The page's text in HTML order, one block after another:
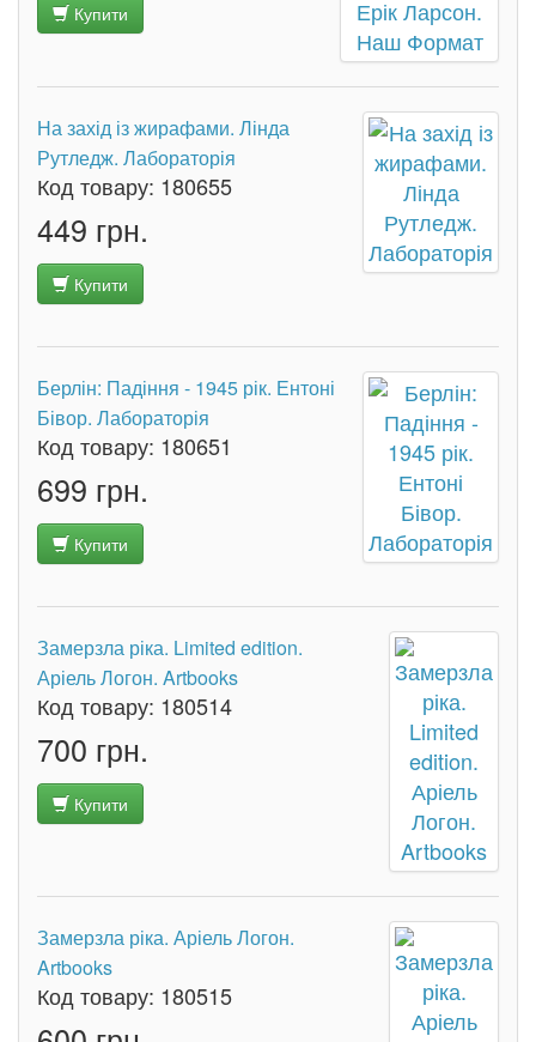
Купити
На захід із жирафами. Лінда
Рутледж. Лабораторія
Код товару: 180655
449 грн.
Купити
Берлін: Падіння - 1945 рік. Ентоні
Бівор. Лабораторія
Код товару: 180651
699 грн.
Купити
Замерзла ріка. Limited edition.
Аріель Логон. Artbooks
Код товару: 180514
700 грн.
Купити
Замерзла ріка. Аріель Логон.
Artbooks
Код товару: 180515